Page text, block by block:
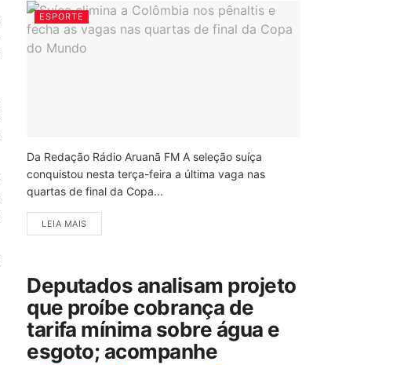
ESPORTE
Da Redação Rádio Aruanã FM A seleção suíça
conquistou nesta terça-feira a última vaga nas
quartas de final da Copa...
LEIA MAIS
Deputados analisam projeto
que proíbe cobrança de
tarifa mínima sobre água e
esgoto; acompanhe